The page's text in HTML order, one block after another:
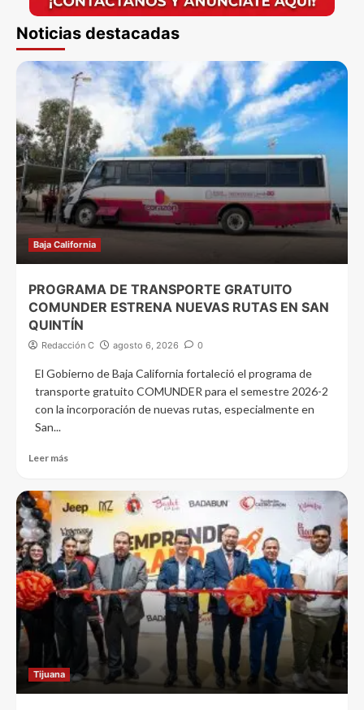
Noticias destacadas
Baja California
PROGRAMA DE TRANSPORTE GRATUITO
COMUNDER ESTRENA NUEVAS RUTAS EN SAN
QUINTÍN
Redacción C agosto 6, 2026 0
El Gobierno de Baja California fortaleció el programa de
transporte gratuito COMUNDER para el semestre 2026-2
con la incorporación de nuevas rutas, especialmente en
San...
Leer más
Tijuana